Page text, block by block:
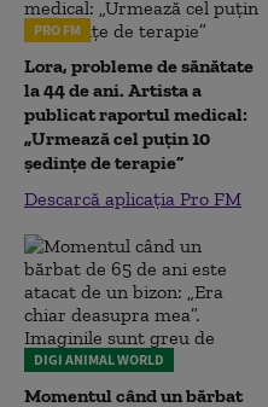
PRO FM
Lora, probleme de sănătate
la 44 de ani. Artista a
publicat raportul medical:
„Urmează cel puțin 10
ședințe de terapie”
Descarcă aplicația Pro FM
DIGI ANIMAL WORLD
Momentul când un bărbat